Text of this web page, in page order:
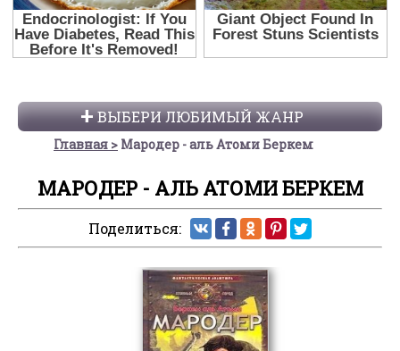
ВЫБЕРИ ЛЮБИМЫЙ ЖАНР
Главная Мародер - аль Атоми Беркем
МАРОДЕР - АЛЬ АТОМИ БЕРКЕМ
Поделиться: